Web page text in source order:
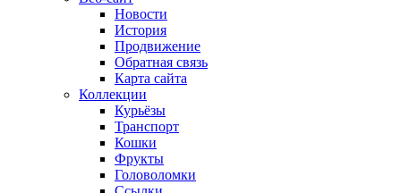
Новости
История
Продвижение
Обратная связь
Карта сайта
Коллекции
Курьёзы
Транспорт
Кошки
Фрукты
Головоломки